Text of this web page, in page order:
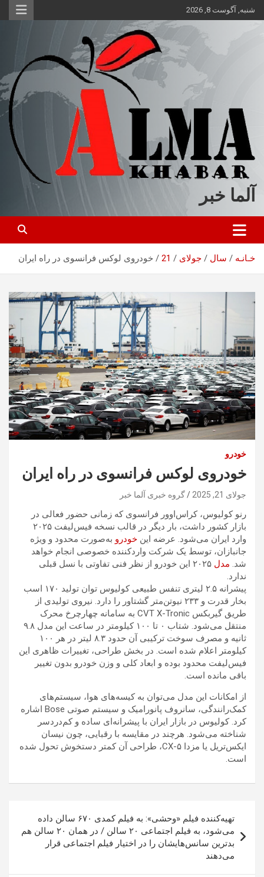
محتوا
شنبه, آگوست 8, 2026
آلما خبر
خـانـه سال جولای 21 خودروی لوکس فرانسوی در راه ایران
خودرو
خودروی لوکس فرانسوی در راه ایران
جولای 21, 2025 گروه خبری آلما خبر
رنو کولیوس، کراس‌اوور فرانسوی که زمانی حضور فعالی در
بازار کشور داشت، بار دیگر در قالب نسخه فیس‌لیفت ۲۰۲۵
وارد ایران می‌شود. عرضه این خودرو به‌صورت محدود و ویژه
جانبازان، توسط یک شرکت واردکننده خصوصی انجام خواهد
شد. مدل
۲۰۲۵ این خودرو از نظر فنی تفاوتی با نسل قبلی
ندارد.
پیشرانه ۲.۵ لیتری تنفس طبیعی کولیوس توان تولید ۱۷۰ اسب
بخار قدرت و ۲۳۳ نیوتن‌متر گشتاور را دارد. نیروی تولیدی از
طریق گیربکس CVT X-Tronic به سامانه چهارچرخ محرک
منتقل می‌شود. شتاب ۰ تا ۱۰۰ کیلومتر در ساعت این مدل ۹.۸
ثانیه و مصرف سوخت ترکیبی آن حدود ۸.۳ لیتر در هر ۱۰۰
کیلومتر اعلام شده است. در بخش طراحی، تغییرات ظاهری این
فیس‌لیفت محدود بوده و ابعاد کلی و وزن خودرو بدون تغییر
باقی مانده است.
از امکانات این مدل می‌توان به کیسه‌های هوا، سیستم‌های
کمک‌رانندگی، سانروف پانورامیک و سیستم صوتی Bose اشاره
کرد. کولیوس در بازار ایران با پیشرانه‌ای ساده و کم‌دردسر
شناخته می‌شود. هرچند در مقایسه با رقبایی، چون نیسان
ایکس‌تریل یا مزدا CX-۵، طراحی آن کمتر دستخوش تحول شده
است.
نوشته
تهیه‌کننده فیلم «وحشی»: به فیلم کمدی ۶۷۰ سالن داده
می‌شود، به فیلم اجتماعی ۲۰ سالن / در همان ۲۰ سالن هم
بدترین سانس‌هایشان را در اختیار فیلم اجتماعی قرار
می‌دهند